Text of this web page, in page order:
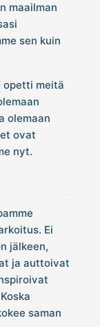
maailman
sen kuin
opetti meitä
olemaan
ovat
nyt.
Ei
jälkeen,
ja auttoivat
saman